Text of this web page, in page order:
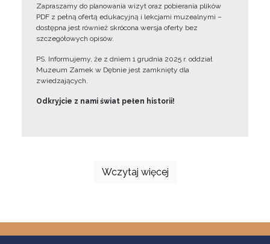
Zapraszamy do planowania wizyt oraz pobierania plików
PDF z pełną ofertą edukacyjną i lekcjami muzealnymi –
dostępna jest również skrócona wersja oferty bez
szczegółowych opisów.
PS. Informujemy, że z dniem 1 grudnia 2025 r. oddział
Muzeum Zamek w Dębnie jest zamknięty dla
zwiedzających.
Odkryjcie z nami świat pełen historii!
Wczytaj więcej